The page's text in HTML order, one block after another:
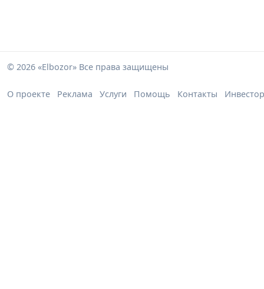
© 2026 «Elbozor» Все права защищены
О проекте Реклама Услуги Помощь Контакты